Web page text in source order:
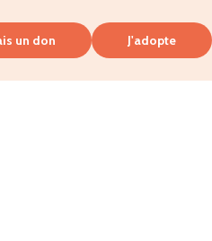
un don J'adopte